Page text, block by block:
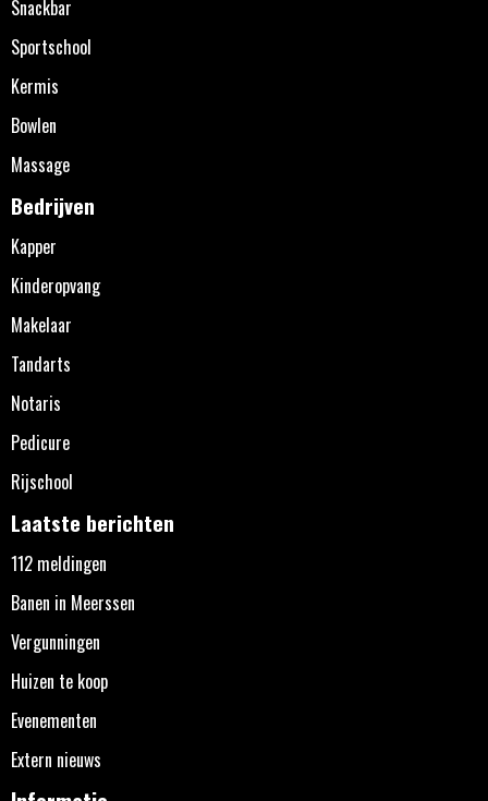
Snackbar
Sportschool
Kermis
Bowlen
Massage
Bedrijven
Kapper
Kinderopvang
Makelaar
Tandarts
Notaris
Pedicure
Rijschool
Laatste berichten
112 meldingen
Banen in Meerssen
Vergunningen
Huizen te koop
Evenementen
Extern nieuws